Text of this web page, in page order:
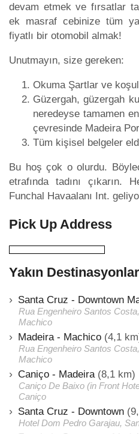
devam etmek ve fırsatlar
ek masraf cebinize tüm
fiyatlı bir otomobil almak!
Unutmayın, size gereken:
Okuma Şartlar ve
Güzergah, güzergah
neredeyse tamamen
çevresinde Madeira
Tüm kişisel belgeler
Bu hoş çok o olurdu.
etrafında tadını
Funchal Havaalanı Int.
Pick Up Address
Yakın
Santa Cruz - Downtown
Rua Engenheiro Santos
Machico
Madeira - Machico (4,1
Rua Engenheiro Santos
Machico
Caniço - Madeira (8,1 km)
Caniço De Baixo (in Front
Caniço
Santa Cruz - Downtown
Hotel Dom Pedro Garajau,